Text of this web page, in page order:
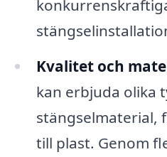
Kvalitet och
kan erbjuda olika
stängselmaterial,
till plast. Genom